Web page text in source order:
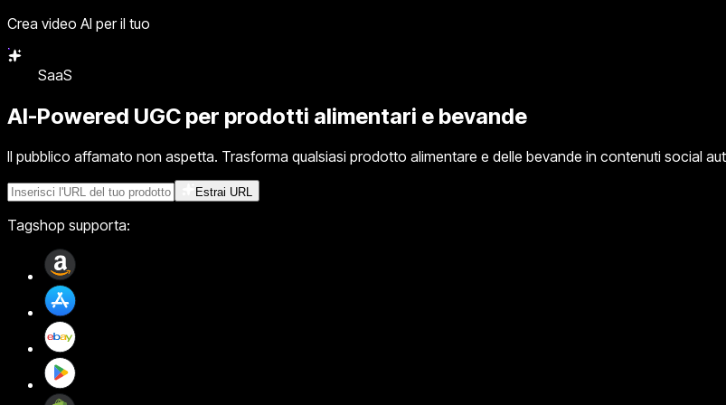
Crea video AI per il tuo
SaaS
AI-Powered UGC per prodotti alimentari e bevande
Il pubblico affamato non aspetta. Trasforma qualsiasi prodotto alimentare e delle bevande in contenuti social
Estrai URL
Tagshop supporta: